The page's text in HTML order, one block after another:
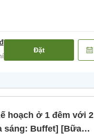
Đặt
hoạch ở 1 đêm với 2
sáng: Buffet] [Bữa